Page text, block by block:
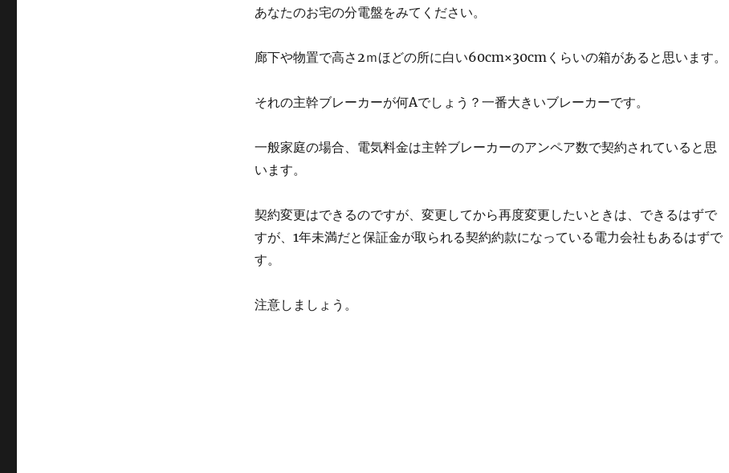
あなたのお宅の分電盤をみてください。
廊下や物置で高さ2ｍほどの所に白い60cm×30cmくらいの箱があると思います。
それの主幹ブレーカーが何Aでしょう？一番大きいブレーカーです。
一般家庭の場合、電気料金は主幹ブレーカーのアンペア数で契約されていると思
います。
契約変更はできるのですが、変更してから再度変更したいときは、できるはずで
すが、 1年未満だと保証金が取られる契約約款になっている電力会社もあるはずで
す。
注意しましょう。